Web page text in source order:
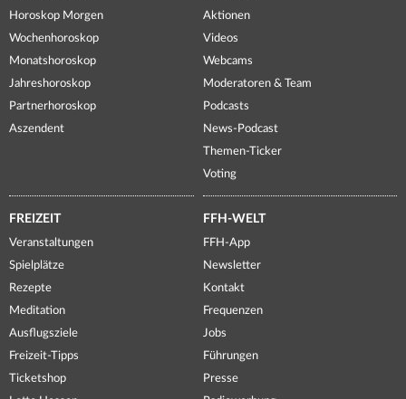
Horoskop Morgen
Wochenhoroskop
Monatshoroskop
Jahreshoroskop
Partnerhoroskop
Aszendent
Aktionen
Videos
Webcams
Moderatoren & Team
Podcasts
News-Podcast
Themen-Ticker
Voting
FREIZEIT
Veranstaltungen
Spielplätze
Rezepte
Meditation
Ausflugsziele
Freizeit-Tipps
Ticketshop
FFH-WELT
FFH-App
Newsletter
Kontakt
Frequenzen
Jobs
Führungen
Presse